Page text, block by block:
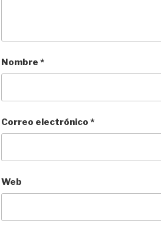
Nombre *
Correo electrónico *
Web